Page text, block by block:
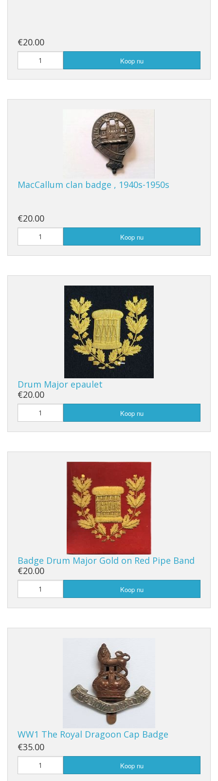
€20.00
Koop nu
MacCallum clan badge , 1940s-1950s
€20.00
Koop nu
Drum Major epaulet
€20.00
Koop nu
Badge Drum Major Gold on Red Pipe Band
€20.00
Koop nu
WW1 The Royal Dragoon Cap Badge
€35.00
Koop nu